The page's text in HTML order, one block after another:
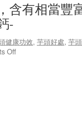
含有相當豐
-
健康功效, 芋頭好處, 芋
Offon